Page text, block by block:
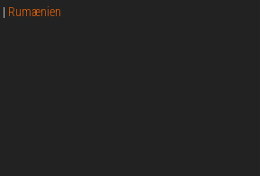
| Rumænien